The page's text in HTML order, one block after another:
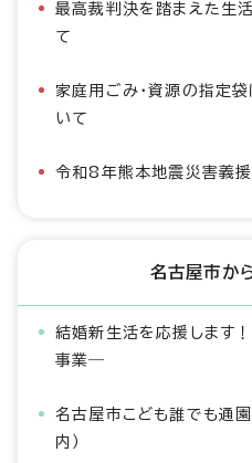
最高裁判決を踏まえた生
て
家庭用ごみ・資源の指定
いて
令和8年熊本地震災害義
名古屋市か
結婚新生活を応援します
事業―
名古屋市こども誰でも通
内）